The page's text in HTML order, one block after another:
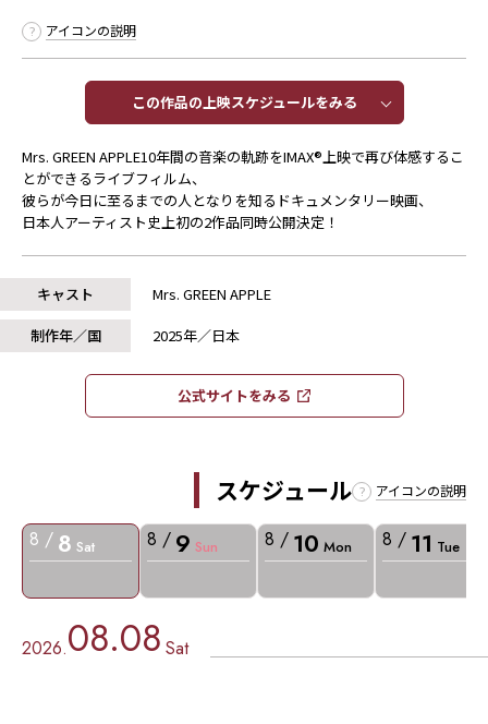
アイコンの説明
この作品の上映スケジュールをみる​​
Mrs. GREEN APPLE10年間の音楽の軌跡をIMAX®上映で再び体感するこ
とができるライブフィルム、
彼らが今日に至るまでの人となりを知るドキュメンタリー映画、
日本人アーティスト史上初の2作品同時公開決定！
キャスト
Mrs. GREEN APPLE
制作年／国
2025年／日本
公式サイトをみる​​
スケジュール アイコンの説明
8 / 8 Sat 8 / 9 Sun 8 / 10 Mon 8 / 11 Tue
2026.08.08 Sat